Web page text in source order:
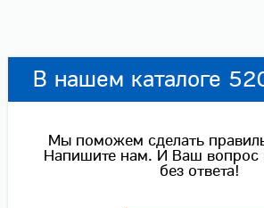
В нашем каталоге
Мы поможем сделать
Напишите нам. И Ваш вопрос
без ответа!